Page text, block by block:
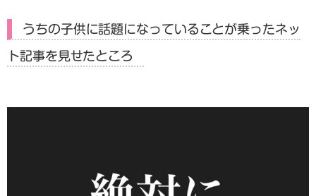
うちの子供に話題になっていることが乗ったネッ
ト記事を見せたところ